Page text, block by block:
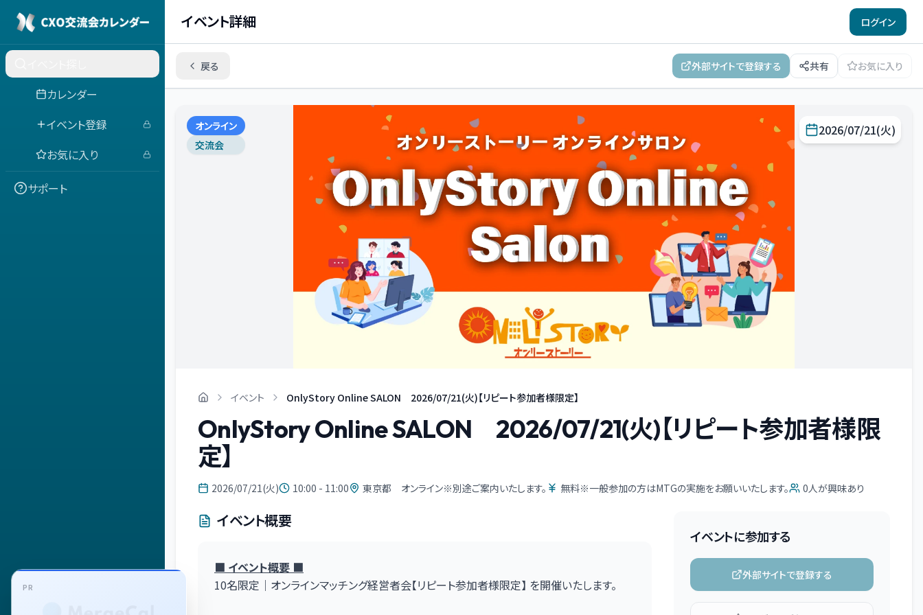
カレンダー
イベント登録
お気に入り
サポート
イベント詳細 ログイン
戻る 外部サイトで登録する 共有 お気に入り
オンライン
交流会
2026/07/21(火)
イベント OnlyStory Online SALON 2026/07/21(火)【リピート参加者様限定】
OnlyStory Online SALON 2026/07/21(火)【リピート参加者様限
定】
2026/07/21(火) 10:00 - 11:00 東京都 オンライン※別途ご案内いたします。 無料※一般参加の方はMTGの実施をお願いいたします。 0人が興味あり
イベント概要
■ イベント概要 ■
10名限定｜オンラインマッチング経営者会【リピート参加者様限定】 を開催いたします。
イベントに参加する
外部サイトで登録する
PR